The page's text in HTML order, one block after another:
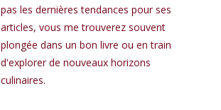
pas les dernières tendances pour ses
articles, vous me trouverez souvent
plongée dans un bon livre ou en train
d'explorer de nouveaux horizons
culinaires.